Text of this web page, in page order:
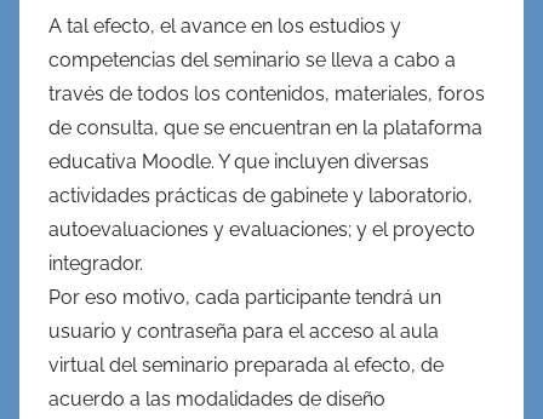
A tal efecto, el avance en los estudios y
competencias del seminario se lleva a cabo a
través de todos los contenidos, materiales, foros
de consulta, que se encuentran en la plataforma
educativa Moodle. Y que incluyen diversas
actividades prácticas de gabinete y laboratorio,
autoevaluaciones y evaluaciones; y el proyecto
integrador.
Por eso motivo, cada participante tendrá un
usuario y contraseña para el acceso al aula
virtual del seminario preparada al efecto, de
acuerdo a las modalidades de diseño